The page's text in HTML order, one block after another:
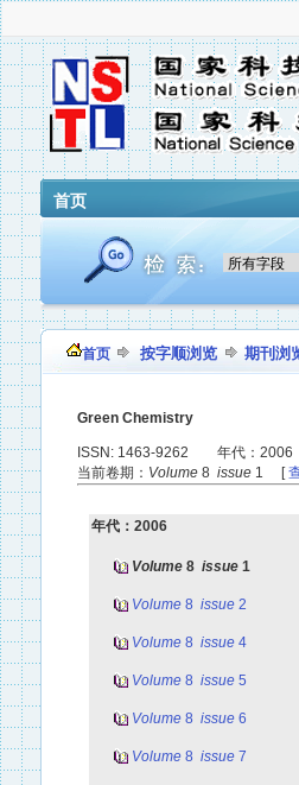
首页
首页 按字顺浏览 期刊浏
Green Chemistry
ISSN: 1463-9262 年代：2006
当前卷期： Volume 8 issue 1 [
年代：2006
Volume 8 issue 1
Volume 8 issue 2
Volume 8 issue 4
Volume 8 issue 5
Volume 8 issue 6
Volume 8 issue 7